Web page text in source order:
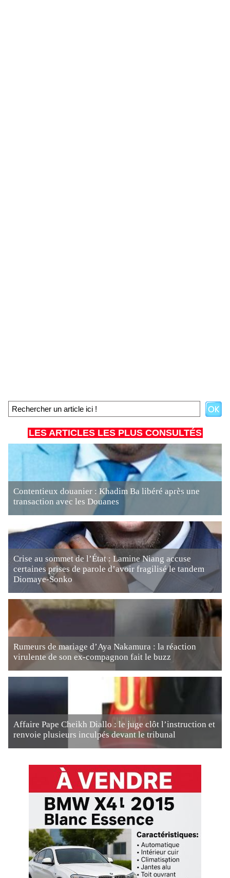
LES ARTICLES LES PLUS CONSULTÉS
Contentieux douanier : Khadim Ba libéré après une
transaction avec les Douanes
Crise au sommet de l’État : Lamine Niang accuse
certaines prises de parole d’avoir fragilisé le tandem
Diomaye-Sonko
Rumeurs de mariage d’Aya Nakamura : la réaction
virulente de son ex-compagnon fait le buzz
Affaire Pape Cheikh Diallo : le juge clôt l’instruction et
renvoie plusieurs inculpés devant le tribunal